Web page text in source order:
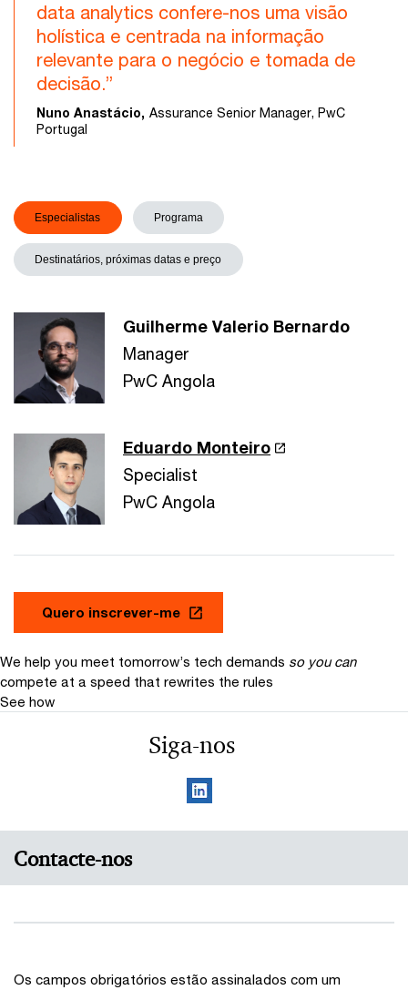
data analytics confere-nos uma visão
holística e centrada na informação
relevante para o negócio e tomada de
decisão.”
Nuno Anastácio, Assurance Senior Manager, PwC
Portugal
Especialistas Programa
Destinatários, próximas datas e preço
Guilherme Valerio Bernardo
Manager
PwC Angola
Eduardo Monteiro
Specialist
PwC Angola
Quero inscrever-me
We help you meet tomorrow’s tech demands so you can
compete at a speed that rewrites the rules
See how
Siga-nos
Contacte-nos
Os campos obrigatórios estão assinalados com um